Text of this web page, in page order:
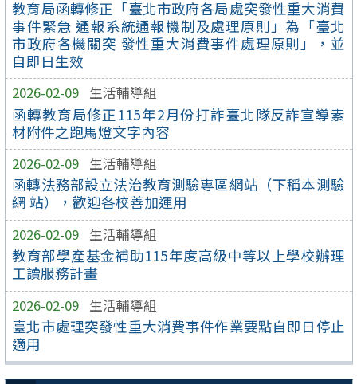
教育局函轉修正「臺北市政府各局處突發性重大消費
事件緊急 通報系統通報機制及處理原則」為「臺北
市政府各機關突 發性重大消費事件處理原則」，並
自即日生效
2026-02-09 生活輔導組
函轉教育局修正115年2月份打詐臺北隊反詐宣導素
材附件之跑馬燈文字內容
2026-02-09 生活輔導組
函轉法務部設立法治教育測驗專區網站（下稱本測驗
網 站），歡迎各校善加運用
2026-02-09 生活輔導組
教育部學產基金補助115年度高級中等以上學校辦理
工讀服務計畫
2026-02-09 生活輔導組
臺北市處理突發性重大消費事件作業要點自即日停止
適用